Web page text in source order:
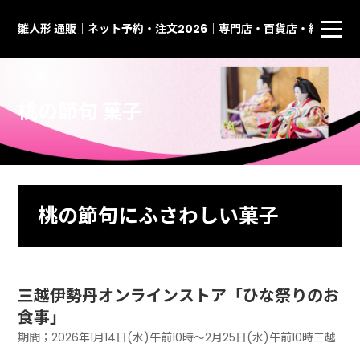
雛人形 通販｜ネット予約・注文2026｜専門店・百貨店・総合通販
桃の節句 菓子
桃の節句にふさわしい菓子
三越伊勢丹オンラインストア「ひな祭りのお
食事」
期間；2026年1月14日(水)午前10時〜2月25日(水)午前10時三越